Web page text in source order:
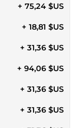
+ 75,24 $US
+ 18,81 $US
+ 31,36 $US
+ 94,06 $US
+ 31,36 $US
+ 31,36 $US